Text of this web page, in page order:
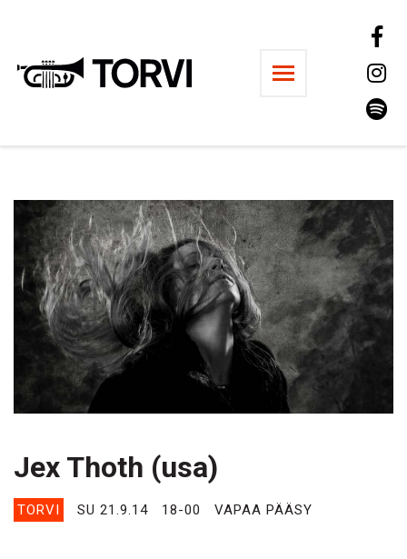
Ravintola Torvi
Jex Thoth (usa)
TORVI SU 21.9.14 18-00 VAPAA PÄÄSY